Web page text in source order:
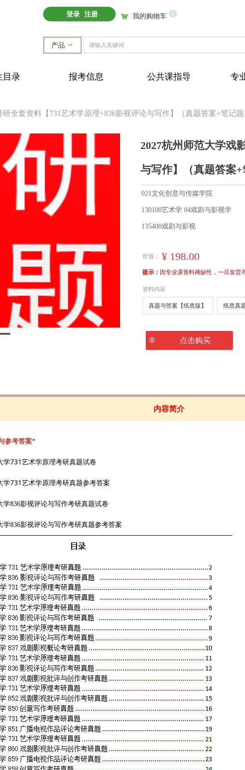
登录 注册
产品 ꀁ
目录 报考信息 公共课指导 专
낙 我的购物车 0
全套资料【731艺术学原理+836影视评论与写作】（真题答案+笔记题
2027杭州师范大学戏
与写作】（真题答案+
内容简介
参考答案*
学731艺术学原理考研真题试卷
学731艺术学原理考研真题参考答案
学836影视评论与写作考研真题试卷
学836影视评论与写作考研真题参考答案
价值： ¥ 198.00
ꅅ 点击购买
资料内容
真题与答案【纸质版】 纸质真
021文化创意与传媒学院
130100艺术学 04戏剧与影视学
135400戏剧与影视
提示： 因专业课资料稀缺性，一旦发货